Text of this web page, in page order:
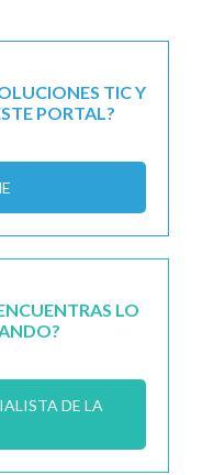
TIC Y
PORTAL?
LO
DE LA